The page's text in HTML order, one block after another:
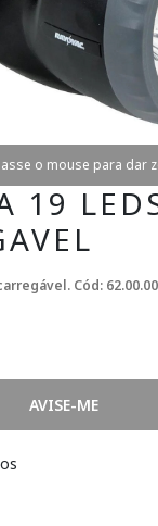
o mouse para dar
19
Cód:
AVISE-ME